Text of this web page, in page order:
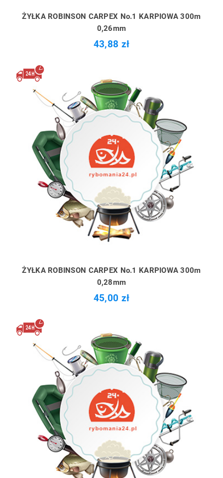
ŻYŁKA ROBINSON CARPEX No.1 KARPIOWA 300m
0,26mm
43,88 zł
ŻYŁKA ROBINSON CARPEX No.1 KARPIOWA 300m
0,28mm
45,00 zł